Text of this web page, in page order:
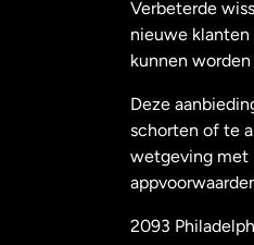
Verbeterde
nieuwe klanten
kunnen
Deze
schorten of te
wetgeving met
2093